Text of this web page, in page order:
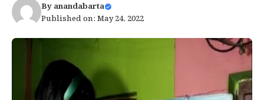
Byanandabarta
Published on: May 24, 2022